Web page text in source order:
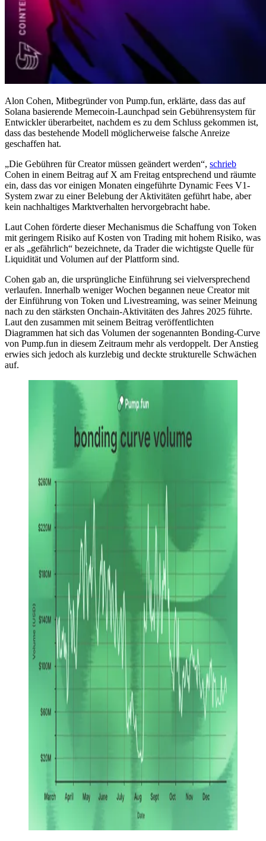
Alon Cohen, Mitbegründer von Pump.fun, erklärte, dass das auf
Solana basierende Memecoin-Launchpad sein Gebührensystem für
Entwickler überarbeitet, nachdem es zu dem Schluss gekommen ist,
dass das bestehende Modell möglicherweise falsche Anreize
geschaffen hat.
„Die Gebühren für Creator müssen geändert werden“, schrieb
Cohen in einem Beitrag auf X am Freitag entsprechend und räumte
ein, dass das vor einigen Monaten eingeführte Dynamic Fees V1-
System zwar zu einer Belebung der Aktivitäten geführt habe, aber
kein nachhaltiges Marktverhalten hervorgebracht habe.
Laut Cohen förderte dieser Mechanismus die Schaffung von Token
mit geringem Risiko auf Kosten von Trading mit hohem Risiko, was
er als „gefährlich“ bezeichnete, da Trader die wichtigste Quelle für
Liquidität und Volumen auf der Plattform sind.
Cohen gab an, die ursprüngliche Einführung sei vielversprechend
verlaufen. Innerhalb weniger Wochen begannen neue Creator mit
der Einführung von Token und Livestreaming, was seiner Meinung
nach zu den stärksten Onchain-Aktivitäten des Jahres 2025 führte.
Laut den zusammen mit seinem Beitrag veröffentlichten
Diagrammen hat sich das Volumen der sogenannten Bonding-Curve
von Pump.fun in diesem Zeitraum mehr als verdoppelt. Der Anstieg
erwies sich jedoch als kurzlebig und deckte strukturelle Schwächen
auf.